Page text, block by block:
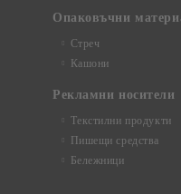
Опаковъчни
Стреч
Кашони
Рекламни носители
Текстилни продукти
Пишещи средства
Бележници